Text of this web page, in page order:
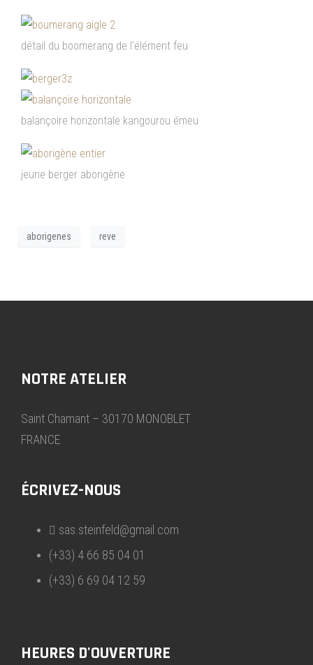
détail du boomerang de l'élément feu
balançoire horizontale kangourou émeu
jeune berger aborigène
aborigenes reve
NOTRE ATELIER
Saint Chamant – 30170 MONOBLET
FRANCE
ÉCRIVEZ-NOUS
sas.steinfeld@gmail.com
(+33) 4 66 85 04 01
(+33) 6 69 04 12 59
HEURES D'OUVERTURE